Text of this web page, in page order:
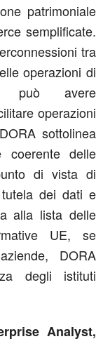
patrimoniale
semplificate.
tra
operazioni di
può avere
operazioni
sottolinea
coerente delle
di vista di
tutela dei dati e
alla lista delle
UE, se
DORA
degli istituti
Analyst,